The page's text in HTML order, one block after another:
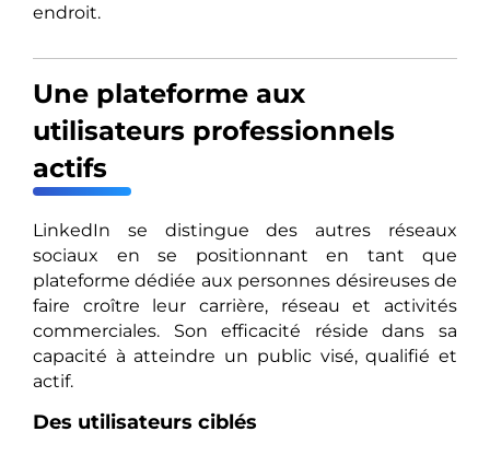
endroit.
Une plateforme aux
utilisateurs professionnels
actifs
LinkedIn se distingue des autres réseaux
sociaux en se positionnant en tant que
plateforme dédiée aux personnes désireuses de
faire croître leur carrière, réseau et activités
commerciales. Son efficacité réside dans sa
capacité à atteindre un public visé, qualifié et
actif.
Des utilisateurs ciblés